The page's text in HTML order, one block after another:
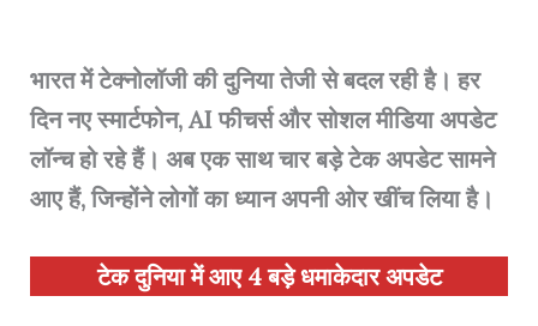
भारत में टेक्नोलॉजी की दुनिया तेजी से बदल रही है। हर
दिन नए स्मार्टफोन, AI फीचर्स और सोशल मीडिया अपडेट
लॉन्च हो रहे हैं। अब एक साथ चार बड़े टेक अपडेट सामने
आए हैं, जिन्होंने लोगों का ध्यान अपनी ओर खींच लिया है।
टेक दुनिया में आए 4 बड़े धमाकेदार अपडेट